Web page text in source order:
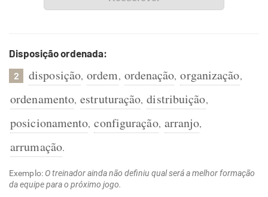
Disposição ordenada:
2 disposição, ordem, ordenação, organização,
ordenamento, estruturação, distribuição,
posicionamento, configuração, arranjo,
arrumação.
Exemplo: O treinador ainda não definiu qual será a melhor formação
da equipe para o próximo jogo.